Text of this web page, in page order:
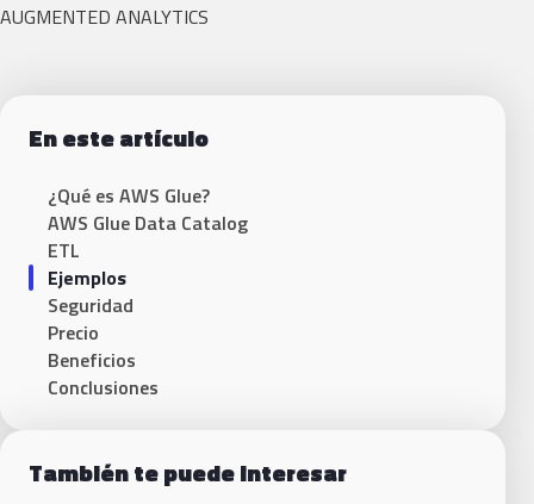
AUGMENTED ANALYTICS
En este artículo
¿Qué es AWS Glue?
AWS Glue Data Catalog
ETL
Ejemplos
Seguridad
Precio
Beneficios
Conclusiones
También te puede interesar